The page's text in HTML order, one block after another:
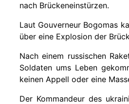
nach Brückeneinstürzen.
Laut Gouverneur Bogomas
über eine Explosion der
Nach einem russischen
Soldaten ums Leben
keinen Appell oder eine
Der Kommandeur des